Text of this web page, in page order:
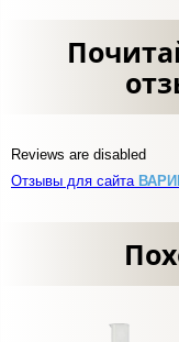
Reviews are disabled
Отзывы для сайта